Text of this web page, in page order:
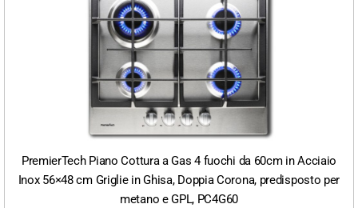
PremierTech Piano Cottura a Gas 4 fuochi da 60cm in Acciaio
Inox 56×48 cm Griglie in Ghisa, Doppia Corona, predisposto per
metano e GPL, PC4G60